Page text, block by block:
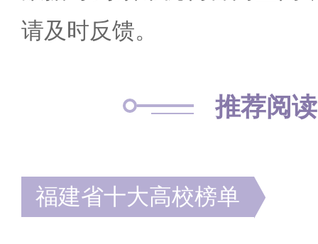
请及时反馈。
推荐阅读
福建省十大高校榜单